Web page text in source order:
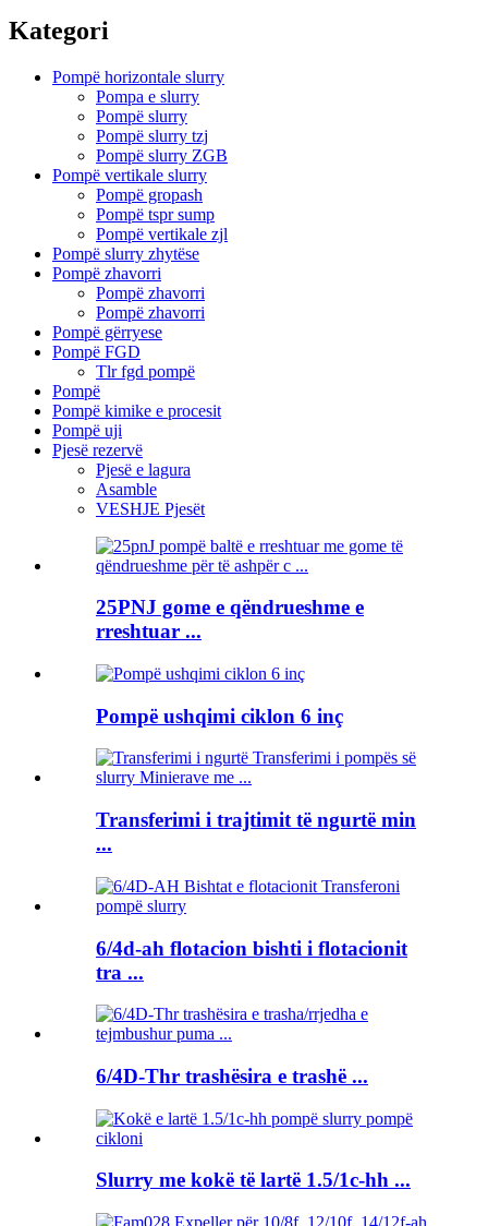
Kategori
Pompë horizontale slurry
Pompa e slurry
Pompë slurry
Pompë slurry tzj
Pompë slurry ZGB
Pompë vertikale slurry
Pompë gropash
Pompë tspr sump
Pompë vertikale zjl
Pompë slurry zhytëse
Pompë zhavorri
Pompë zhavorri
Pompë zhavorri
Pompë gërryese
Pompë FGD
Tlr fgd pompë
Pompë
Pompë kimike e procesit
Pompë uji
Pjesë rezervë
Pjesë e lagura
Asamble
VESHJE Pjesët
25PNJ gome e qëndrueshme e
rreshtuar ...
Pompë ushqimi ciklon 6 inç
Transferimi i trajtimit të ngurtë min
...
6/4d-ah flotacion bishti i flotacionit
tra ...
6/4D-Thr trashësira e trashë ...
Slurry me kokë të lartë 1.5/1c-hh ...